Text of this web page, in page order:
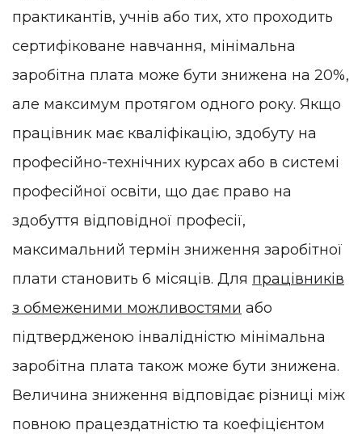
практикантів, учнів або тих, хто проходить
сертифіковане навчання, мінімальна
заробітна плата може бути знижена на 20%,
але максимум протягом одного року. Якщо
працівник має кваліфікацію, здобуту на
професійно-технічних курсах або в системі
професійної освіти, що дає право на
здобуття відповідної професії,
максимальний термін зниження заробітної
плати становить 6 місяців. Для працівників
з обмеженими можливостями або
підтвердженою інвалідністю мінімальна
заробітна плата також може бути знижена.
Величина зниження відповідає різниці між
повною працездатністю та коефіцієнтом